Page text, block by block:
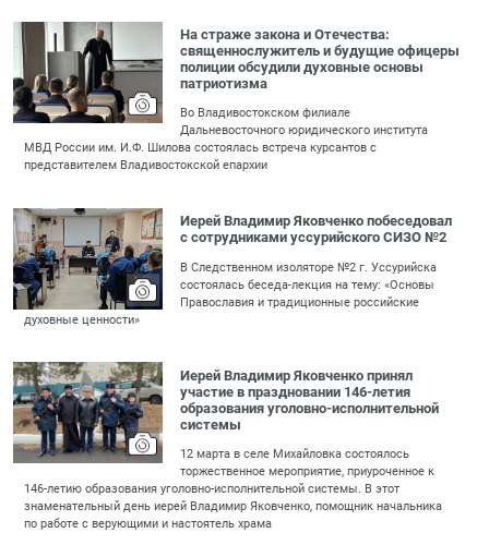
На страже закона и Отечества:
священнослужитель и будущие офицеры
полиции обсудили духовные основы
патриотизма
Во Владивостокском филиале
Дальневосточного юридического института
МВД России им. И.Ф. Шилова состоялась встреча курсантов с
представителем Владивостокской епархии
Иерей Владимир Яковченко побеседовал
с сотрудниками уссурийского СИЗО №2
В Следственном изоляторе №2 г. Уссурийска
состоялась беседа-лекция на тему: «Основы
Православия и традиционные российские
духовные ценности»
Иерей Владимир Яковченко принял
участие в праздновании 146-летия
образования уголовно-исполнительной
системы
12 марта в селе Михайловка состоялось
торжественное мероприятие, приуроченное к
146-летию образования уголовно-исполнительной системы. В этот
знаменательный день иерей Владимир Яковченко, помощник начальника
по работе с верующими и настоятель храма